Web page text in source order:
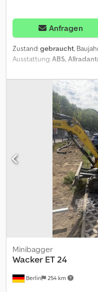
Anfragen
Zustand:gebraucht,
Ausstattung:ABS,
Minibagger * Bj: 2015 * Bst:
Dedpfx Ajznrw Isczeck * 1
mehr Bilder und Videos
und Zwischenverkauf
Berlin 254 km
Minibagger
Wacker ET 24